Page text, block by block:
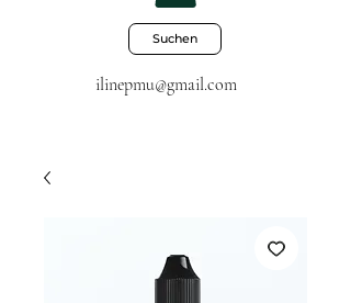
ilinepmu@gmail.com
Suchen